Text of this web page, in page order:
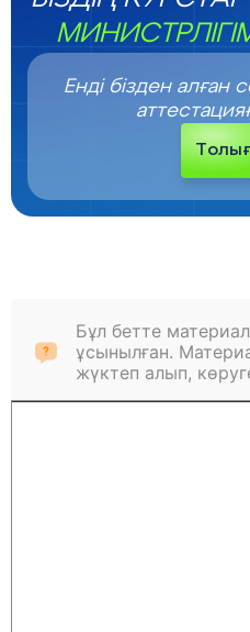
Енді бізден алған
Бұл бетте
ұсынылған.
жүктеп алып,